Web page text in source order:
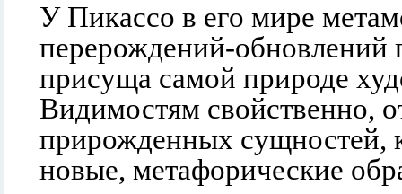
У Пикассо в его мире
перерождений-обновлений
присуща самой природе
Видимостям свойственно,
прирожденных сущностей,
новые, метафорические